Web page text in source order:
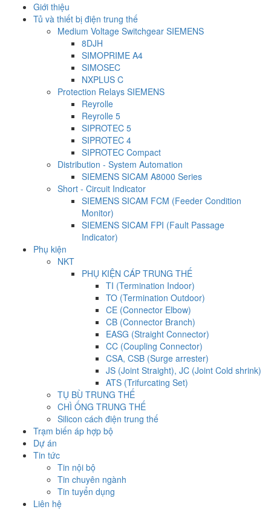
Giới thiệu
Tủ và thiết bị điện trung thế
Medium Voltage Switchgear SIEMENS
8DJH
SIMOPRIME A4
SIMOSEC
NXPLUS C
Protection Relays SIEMENS
Reyrolle
Reyrolle 5
SIPROTEC 5
SIPROTEC 4
SIPROTEC Compact
Distribution - System Automation
SIEMENS SICAM A8000 Series
Short - Circuit Indicator
SIEMENS SICAM FCM (Feeder Condition
Monitor)
SIEMENS SICAM FPI (Fault Passage
Indicator)
Phụ kiện
NKT
PHỤ KIỆN CÁP TRUNG THẾ
TI (Termination Indoor)
TO (Termination Outdoor)
CE (Connector Elbow)
CB (Connector Branch)
EASG (Straight Connector)
CC (Coupling Connector)
CSA, CSB (Surge arrester)
JS (Joint Straight), JC (Joint Cold shrink)
ATS (Trifurcating Set)
TỤ BÙ TRUNG THẾ
CHÌ ỐNG TRUNG THẾ
Silicon cách điện trung thế
Trạm biến áp hợp bộ
Dự án
Tin tức
Tin nội bộ
Tin chuyên ngành
Tin tuyển dụng
Liên hệ